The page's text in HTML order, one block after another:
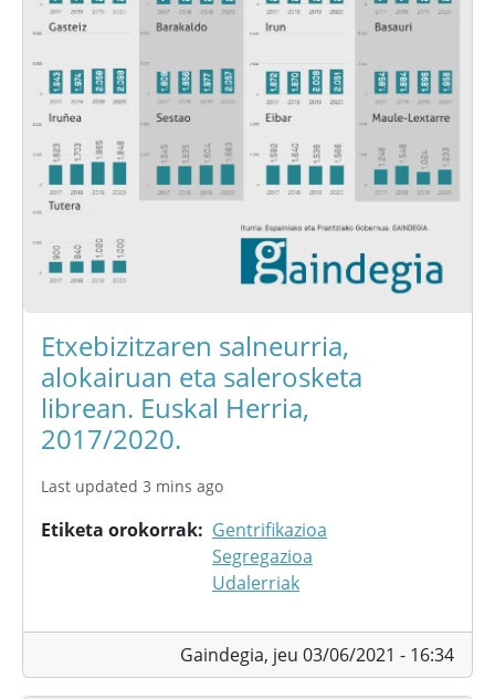
Etxebizitzaren salneurria,
alokairuan eta salerosketa
librean. Euskal Herria,
2017/2020.
Last updated 3 mins ago
Etiketa orokorrak
Gentrifikazioa
Segregazioa
Udalerriak
Gaindegia, jeu 03/06/2021 - 16:34